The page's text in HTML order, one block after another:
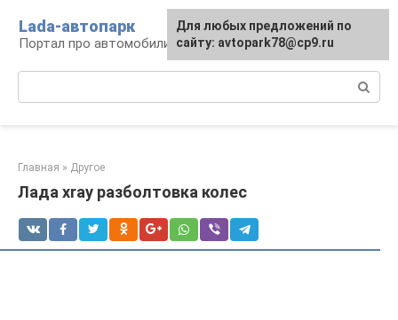
контенту
Lada-автопарк
Портал про автомобили Lada
Главная » Другое
Лада xray разболтовка колес
Для любых предложений по
сайту: avtopark78@cp9.ru